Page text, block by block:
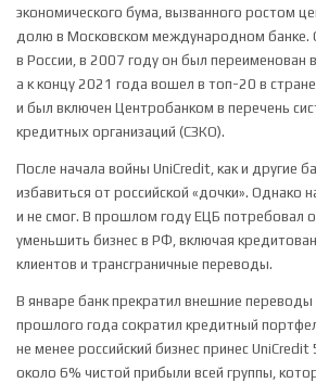
экономического бума, вызванного ростом
долю в Московском международном банке.
в России, в 2007 году он был переименован
а к концу 2021 года вошел в топ-20 в
и был включен Центробанком в перечень
кредитных организаций (СЗКО).
После начала войны UniCredit, как и другие
избавиться от российской «дочки». Однако
и не смог. В прошлом году ЕЦБ потребовал
уменьшить бизнес в РФ, включая
клиентов и трансграничные переводы.
В январе банк прекратил внешние переводы
прошлого года сократил кредитный
не менее российский бизнес принес
около 6% чистой прибыли всей группы,